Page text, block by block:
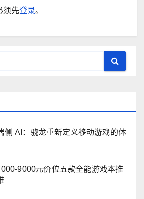
须先登录。
侧 AI：骁龙重新定义移动游戏的体
9000元价位五款全能游戏本推